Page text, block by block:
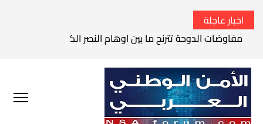
اخبار عاجلة
مفاوضات الدوحة تترنح ما بين اوهام النصر الكامل وواقع